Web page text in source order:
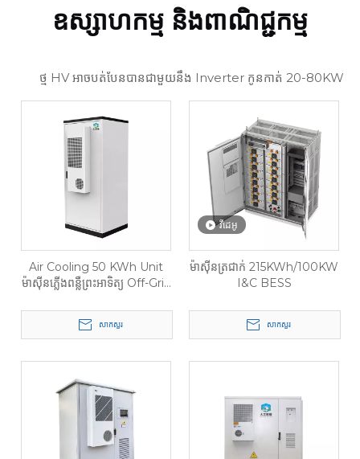
ឧស្សាហកម្ម និងពាណិជ្ជកម្ម
ថ្ម HV អាចបត់បែនបានជាមួយនឹង Inverter កូនកាត់ 20-80KW
Air Cooling 50 KWh Unit
ម៉ាស៊ីនភ្លើងពន្លឺព្រះអាទិត្យ Off-Grid
Lithium Iron Battery ប្រព័ន្ធ
ផ្ទុកថាមពលពន្លឺព្រះអាទិត្យ
សាកសួរ
វីដេអូ
ម៉ាស៊ីនត្រជាក់ 215KWh/100KW
I&C BESS
សាកសួរ